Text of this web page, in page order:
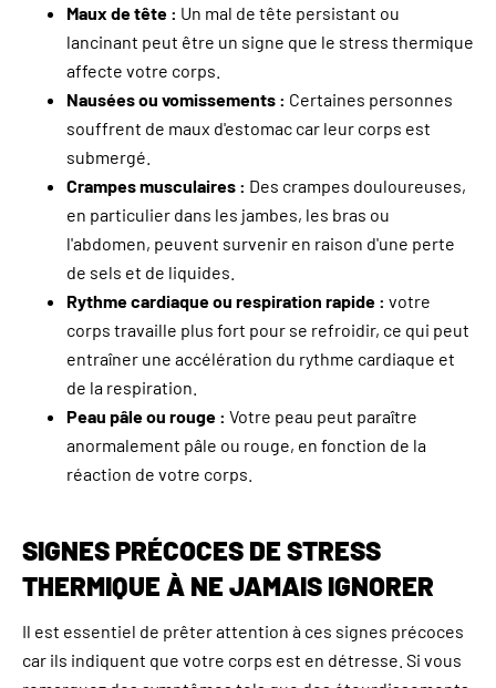
Maux de tête : Un mal de tête persistant ou
lancinant peut être un signe que le stress thermique
affecte votre corps.
Nausées ou vomissements : Certaines personnes
souffrent de maux d'estomac car leur corps est
submergé.
Crampes musculaires : Des crampes douloureuses,
en particulier dans les jambes, les bras ou
l'abdomen, peuvent survenir en raison d'une perte
de sels et de liquides.
Rythme cardiaque ou respiration rapide : votre
corps travaille plus fort pour se refroidir, ce qui peut
entraîner une accélération du rythme cardiaque et
de la respiration.
Peau pâle ou rouge : Votre peau peut paraître
anormalement pâle ou rouge, en fonction de la
réaction de votre corps.
SIGNES PRÉCOCES DE STRESS
THERMIQUE À NE JAMAIS IGNORER
Il est essentiel de prêter attention à ces signes précoces
car ils indiquent que votre corps est en détresse. Si vous